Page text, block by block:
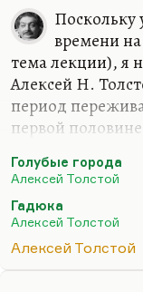
Поскольку
времени на
тема лекции), я
Алексей Н.
период
первой
том, что ему
норму среди
выражал отнюдь.
Голубые города
Алексей Толстой
Гадюка
Алексей Толстой
Алексей Толстой